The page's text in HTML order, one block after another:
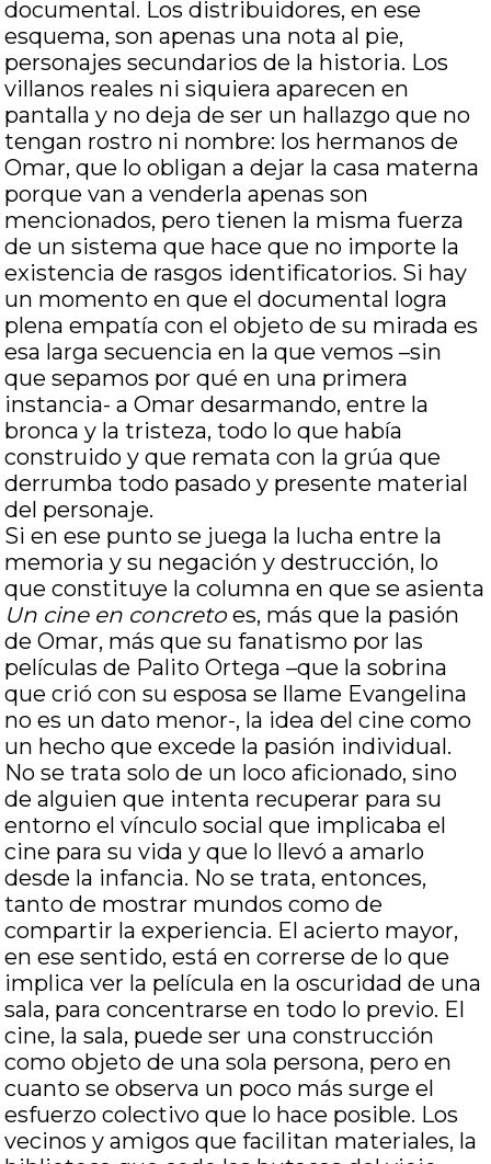
documental. Los distribuidores, en ese
esquema, son apenas una nota al pie,
personajes secundarios de la historia. Los
villanos reales ni siquiera aparecen en
pantalla y no deja de ser un hallazgo que no
tengan rostro ni nombre: los hermanos de
Omar, que lo obligan a dejar la casa materna
porque van a venderla apenas son
mencionados, pero tienen la misma fuerza
de un sistema que hace que no importe la
existencia de rasgos identificatorios. Si hay
un momento en que el documental logra
plena empatía con el objeto de su mirada es
esa larga secuencia en la que vemos –sin
que sepamos por qué en una primera
instancia- a Omar desarmando, entre la
bronca y la tristeza, todo lo que había
construido y que remata con la grúa que
derrumba todo pasado y presente material
del personaje.
Si en ese punto se juega la lucha entre la
memoria y su negación y destrucción, lo
que constituye la columna en que se asienta
Un cine en concretoes, más que la pasión
de Omar, más que su fanatismo por las
películas de Palito Ortega –que la sobrina
que crió con su esposa se llame Evangelina
no es un dato menor-, la idea del cine como
un hecho que excede la pasión individual.
No se trata solo de un loco aficionado, sino
de alguien que intenta recuperar para su
entorno el vínculo social que implicaba el
cine para su vida y que lo llevó a amarlo
desde la infancia. No se trata, entonces,
tanto de mostrar mundos como de
compartir la experiencia. El acierto mayor,
en ese sentido, está en correrse de lo que
implica ver la película en la oscuridad de una
sala, para concentrarse en todo lo previo. El
cine, la sala, puede ser una construcción
como objeto de una sola persona, pero en
cuanto se observa un poco más surge el
esfuerzo colectivo que lo hace posible. Los
vecinos y amigos que facilitan materiales, la